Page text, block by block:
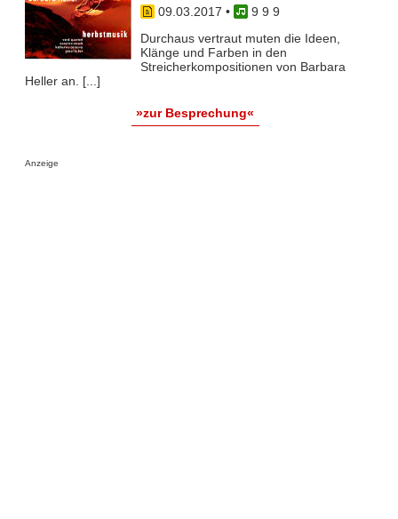
09.03.2017 •
9 9 9
Durchaus vertraut muten die Ideen,
Klänge und Farben in den
Streicherkompositionen von Barbara
Heller an. [...]
»zur Besprechung«
Anzeige